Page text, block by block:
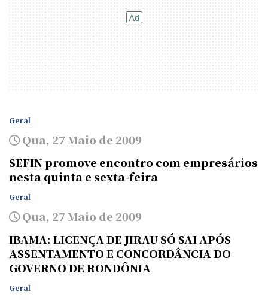
Geral
Qua, 27 Maio de 2009
SEFIN promove encontro com empresários
nesta quinta e sexta-feira
Geral
Qua, 27 Maio de 2009
IBAMA: LICENÇA DE JIRAU SÓ SAI APÓS
ASSENTAMENTO E CONCORDÂNCIA DO
GOVERNO DE RONDÔNIA
Geral